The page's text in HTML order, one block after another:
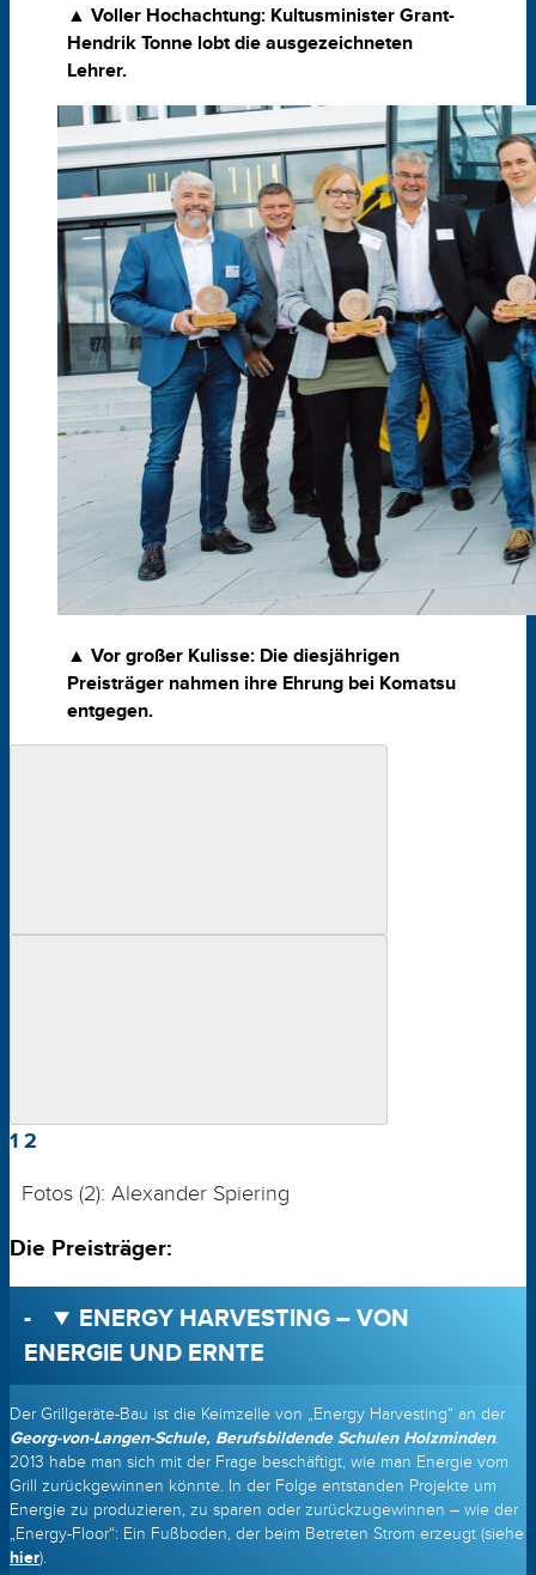
▲ Voller Hochachtung: Kultusminister Grant-
Hendrik Tonne lobt die ausgezeichneten
Lehrer.
▲ Vor großer Kulisse: Die diesjährigen
Preisträger nahmen ihre Ehrung bei Komatsu
entgegen.
12
Fotos (2): Alexander Spiering
Die Preisträger:
ENERGY HARVESTING – VON
ENERGIE UND ERNTE
Der Grillgeräte-Bau ist die Keimzelle von „Energy Harvesting“ an der
Georg-von-Langen-Schule, Berufs­bildende Schulen Holzminden.
2013 habe man sich mit der Frage beschäftigt, wie man Energie vom
Grill zurückgewinnen könnte. In der Folge entstanden Projekte um
Energie zu produzieren, zu sparen oder zurückzugewinnen – wie der
„Energy-Floor“: Ein Fußboden, der beim Betreten Strom erzeugt (siehe
hier).